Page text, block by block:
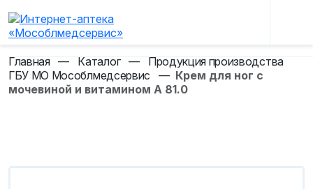
Главная — Каталог — Продукция производства
ГБУ МО Мособлмедсервис
— Крем для ног с
мочевиной и витамином А 81.0